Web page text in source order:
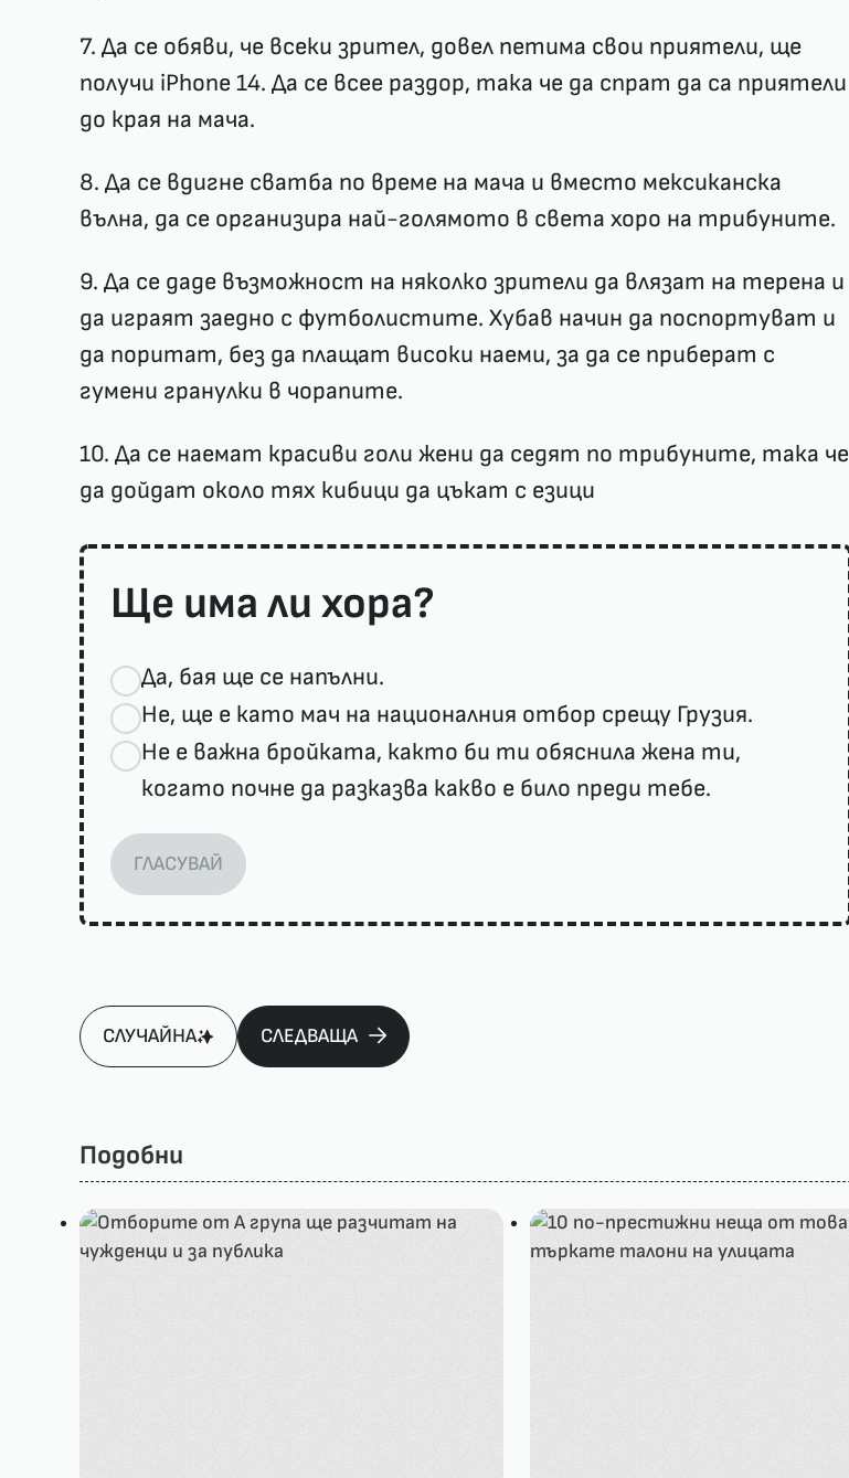
7. Да се обяви, че всеки зрител, довел петима свои приятели, ще
получи iPhone 14. Да се всее раздор, така че да спрат да са приятели
до края на мача.
8. Да се вдигне сватба по време на мача и вместо мексиканска
вълна, да се организира най-голямото в света хоро на трибуните.
9. Да се даде възможност на няколко зрители да влязат на терена и
да играят заедно с футболистите. Хубав начин да поспортуват и
да поритат, без да плащат високи наеми, за да се приберат с
гумени гранулки в чорапите.
10. Да се наемат красиви голи жени да седят по трибуните, така че
да дойдат около тях кибици да цъкат с езици
Ще има ли хора?
Да, бая ще се напълни.
Не, ще е като мач на националния отбор срещу Грузия.
Не е важна бройката, както би ти обяснила жена ти,
когато почне да разказва какво е било преди тебе.
ГЛАСУВАЙ
СЛУЧАЙНА СЛЕДВАЩА
Подобни